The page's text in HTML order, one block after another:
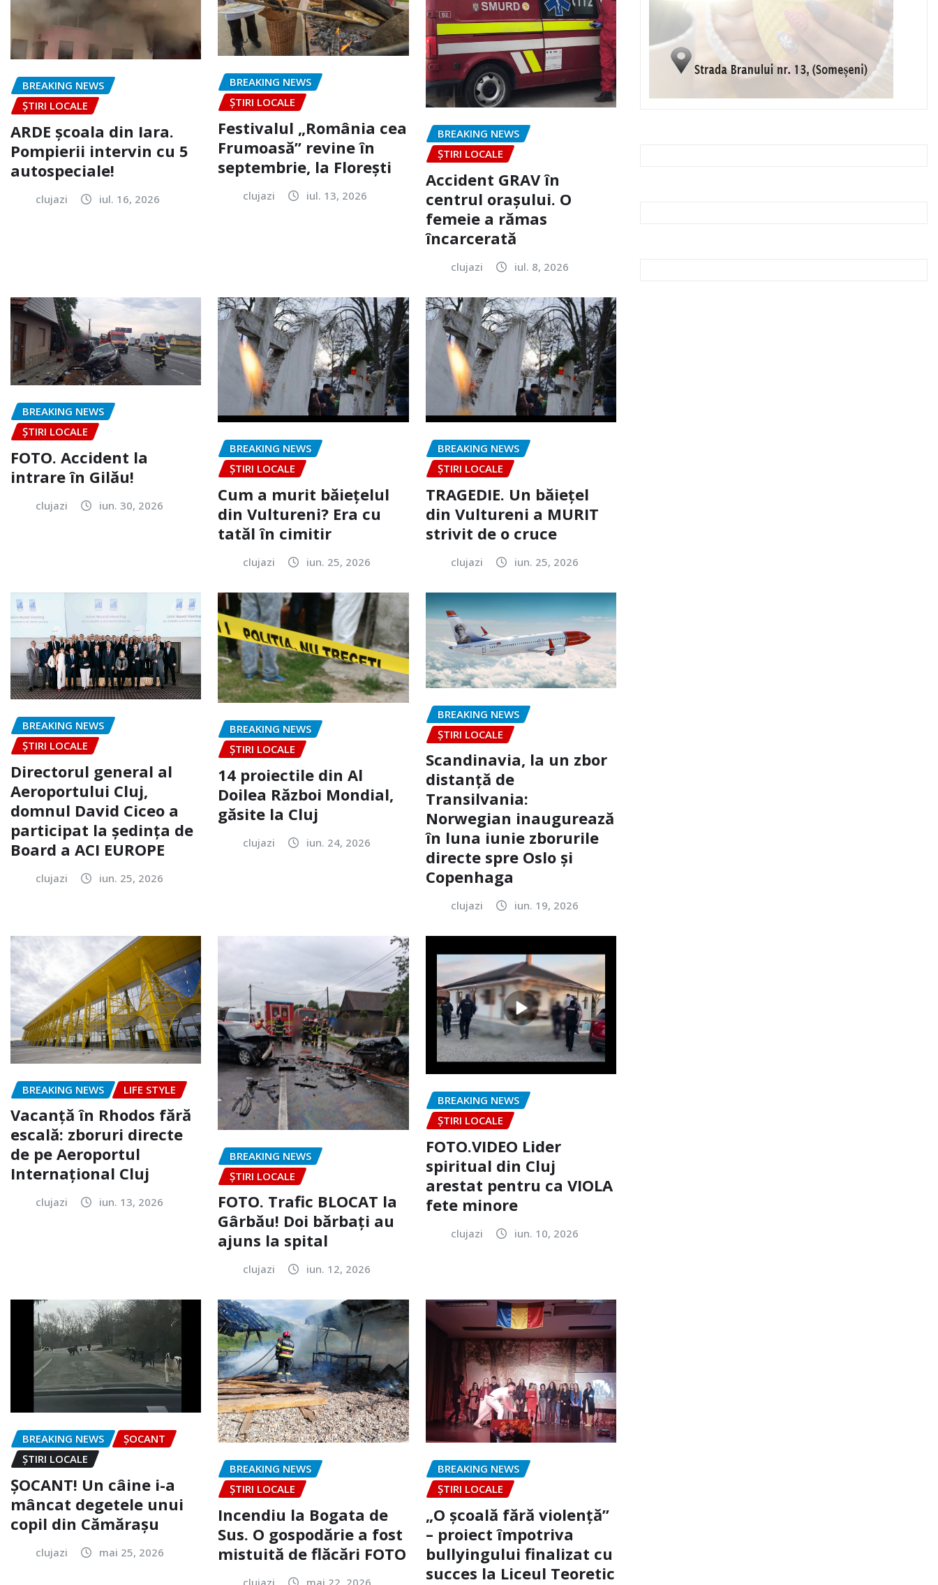
BREAKING NEWS
ȘTIRI LOCALE
ARDE școala din Iara.
Pompierii intervin cu 5
autospeciale!
clujazi iul. 16, 2026
BREAKING NEWS
ȘTIRI LOCALE
Festivalul „România cea
Frumoasă” revine în
septembrie, la Florești
clujazi iul. 13, 2026
BREAKING NEWS
ȘTIRI LOCALE
Accident GRAV în
centrul orașului. O
femeie a rămas
încarcerată
clujazi iul. 8, 2026
BREAKING NEWS
ȘTIRI LOCALE
FOTO. Accident la
intrare în Gilău!
clujazi iun. 30, 2026
BREAKING NEWS
ȘTIRI LOCALE
Cum a murit băiețelul
din Vultureni? Era cu
tatăl în cimitir
clujazi iun. 25, 2026
BREAKING NEWS
ȘTIRI LOCALE
TRAGEDIE. Un băiețel
din Vultureni a MURIT
strivit de o cruce
clujazi iun. 25, 2026
BREAKING NEWS
ȘTIRI LOCALE
Directorul general al
Aeroportului Cluj,
domnul David Ciceo a
participat la ședința de
Board a ACI EUROPE
clujazi iun. 25, 2026
BREAKING NEWS
ȘTIRI LOCALE
14 proiectile din Al
Doilea Război Mondial,
găsite la Cluj
clujazi iun. 24, 2026
BREAKING NEWS
ȘTIRI LOCALE
Scandinavia, la un zbor
distanță de
Transilvania:
Norwegian inaugurează
în luna iunie zborurile
directe spre Oslo și
Copenhaga
clujazi iun. 19, 2026
BREAKING NEWS LIFE STYLE
Vacanță în Rhodos fără
escală: zboruri directe
de pe Aeroportul
Internațional Cluj
clujazi iun. 13, 2026
BREAKING NEWS
ȘTIRI LOCALE
FOTO. Trafic BLOCAT la
Gârbău! Doi bărbați au
ajuns la spital
clujazi iun. 12, 2026
BREAKING NEWS
ȘTIRI LOCALE
FOTO.VIDEO Lider
spiritual din Cluj
arestat pentru ca VIOLA
fete minore
clujazi iun. 10, 2026
BREAKING NEWS
ȘOCANT
ȘTIRI LOCALE
ȘOCANT! Un câine i-a
mâncat degetele unui
copil din Cămărașu
clujazi mai 25, 2026
BREAKING NEWS
ȘTIRI LOCALE
Incendiu la Bogata de
Sus. O gospodărie a fost
mistuită de flăcări FOTO
clujazi mai 22, 2026
BREAKING NEWS
ȘTIRI LOCALE
„O școală fără violență”
– proiect împotriva
bullyingului finalizat cu
succes la Liceul Teoretic